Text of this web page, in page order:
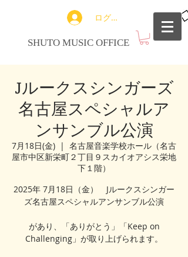
ログイン
SHUTO MUSIC OFFICE
Jルークスシンガーズ
名古屋スペシャルア
ンサンブル公演
7月18日(金)
  |
名古屋音楽学校ホール（名古
屋市中区新栄町２丁目９スカイオアシス栄地
下１階）
2025年 7月18日（金） Jルークスシンガー
ズ名古屋スペシャルアンサンブル公演
があり、「ありがとう」「Keep on
Challenging」が取り上げられます。